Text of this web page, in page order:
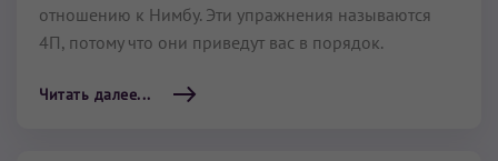
отношению к Нимбу. Эти упражнения называются
4П, потому что они приведут вас в порядок.
Читать далее...